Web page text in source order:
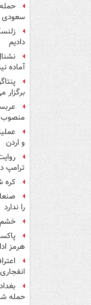
سعودی
دادیم
آماده
برگزار
منصوب
و اردن
ترامپ
کره
را ندارد
خشم
هرمز
حمله